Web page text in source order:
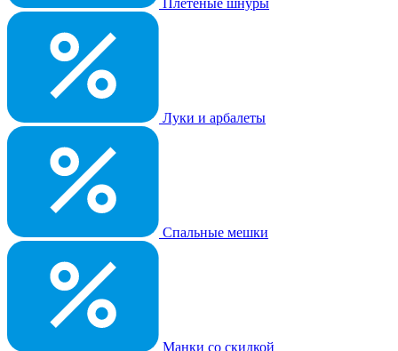
Плетеные шнуры
Луки и арбалеты
Спальные мешки
Манки со скидкой